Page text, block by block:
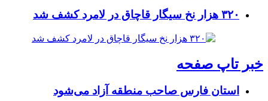
۳۲۰ هزار نخ سیگار قاچاق در لامرد کشف شد
خبر تاپ صفحه
استان فارس صاحب منطقه آزاد می‌شود